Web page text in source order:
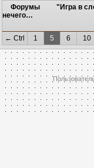
Форумы
"Игра в
нечего…
← Ctrl 1 5 6 10